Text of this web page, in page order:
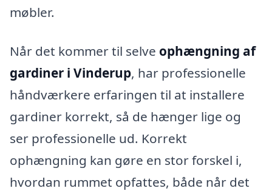
møbler.
Når det kommer til selve ophængning af
gardiner i Vinderup, har professionelle
håndværkere erfaringen til at installere
gardiner korrekt, så de hænger lige og
ser professionelle ud. Korrekt
ophængning kan gøre en stor forskel i,
hvordan rummet opfattes, både når det